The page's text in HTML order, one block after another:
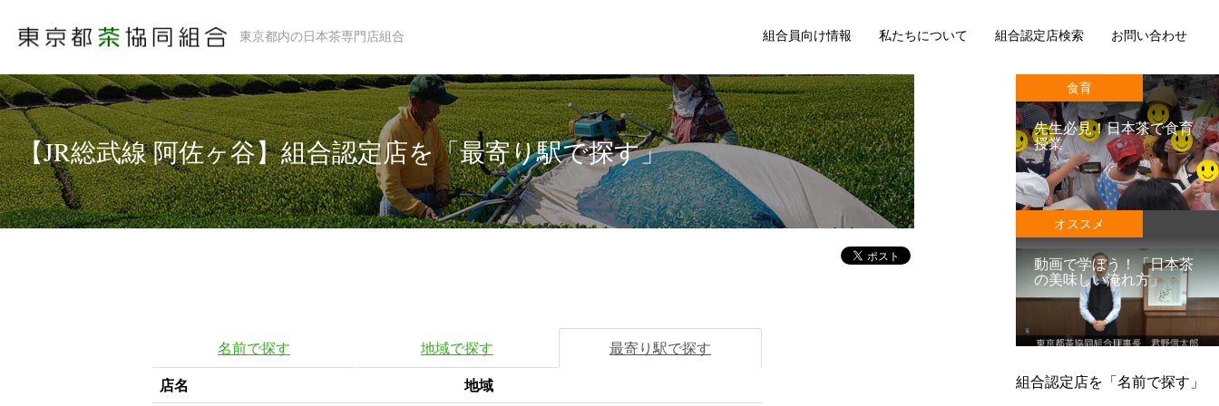
東京都内の日本茶専門店組合 組合員向け情報 私たちについて 組合認定店検索 お問い合わせ
【JR総武線 阿佐ヶ谷】組合認定店を「最寄り駅で探す」
名前で探す 地域で探す 最寄り駅で探す
店名 地域
食育
先生必見！日本茶で食育
授業
オススメ
動画で学ぼう！「日本茶
の美味しい淹れ方」
組合認定店を「名前で探す」